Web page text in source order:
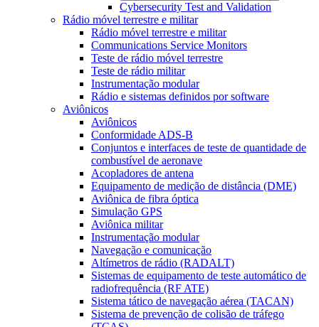
Cybersecurity Test and Validation
Rádio móvel terrestre e militar
Rádio móvel terrestre e militar
Communications Service Monitors
Teste de rádio móvel terrestre
Teste de rádio militar
Instrumentação modular
Rádio e sistemas definidos por software
Aviônicos
Aviônicos
Conformidade ADS-B
Conjuntos e interfaces de teste de quantidade de
combustível de aeronave
Acopladores de antena
Equipamento de medição de distância (DME)
Aviônica de fibra óptica
Simulação GPS
Aviônica militar
Instrumentação modular
Navegação e comunicação
Altímetros de rádio (RADALT)
Sistemas de equipamento de teste automático de
radiofrequência (RF ATE)
Sistema tático de navegação aérea (TACAN)
Sistema de prevenção de colisão de tráfego